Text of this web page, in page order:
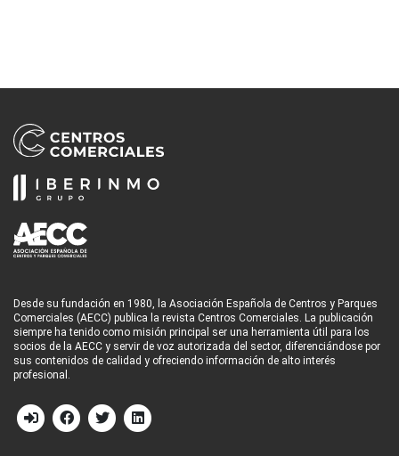
Desde su fundación en 1980, la Asociación Española de Centros y Parques
Comerciales (AECC) publica la revista Centros Comerciales. La publicación
siempre ha tenido como misión principal ser una herramienta útil para los
socios de la AECC y servir de voz autorizada del sector, diferenciándose por
sus contenidos de calidad y ofreciendo información de alto interés
profesional.